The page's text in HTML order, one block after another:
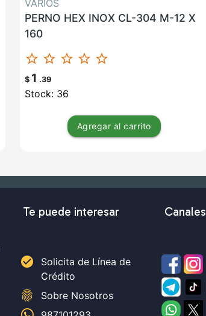
VARIOS
PERNO HEX INOX CL-304 M-12 X
160
star_border star_border star_border star_border star_border
$ 1 .39
Stock: 36
Agregar al carrito
Te puede interesar
check_circle
Solicita de Línea de
Crédito
fingerprint
Sobre Nosotros
Canales